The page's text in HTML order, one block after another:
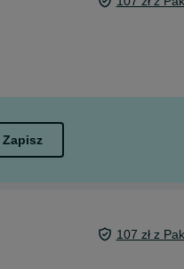
Zapisz
107 zł z